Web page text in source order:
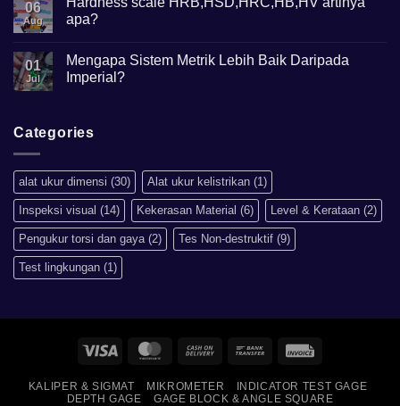
Metalurgi
Apa
06
Aug
apa?
on
Hardness
scale
01
Jul
Mengapa Sistem Metrik Lebih Baik Daripada
Imperial?
Mengapa
Sistem
Baik
Daripada
Imperial?
Categories
alat ukur dimensi (30) Alat ukur kelistrikan (1)
Inspeksi visual (14) Kekerasan Material (6) Level & Kerataan (2)
Pengukur torsi dan gaya(2) Tes Non-destruktif (9)
Test lingkungan (1)
Visa MasterCardCash
Delivery
Bank
KALIPER & SIGMAT MIKROMETER
INDICATOR TEST GAGE
DEPTH GAGE
GAGE BLOCK & ANGLE SQUARE